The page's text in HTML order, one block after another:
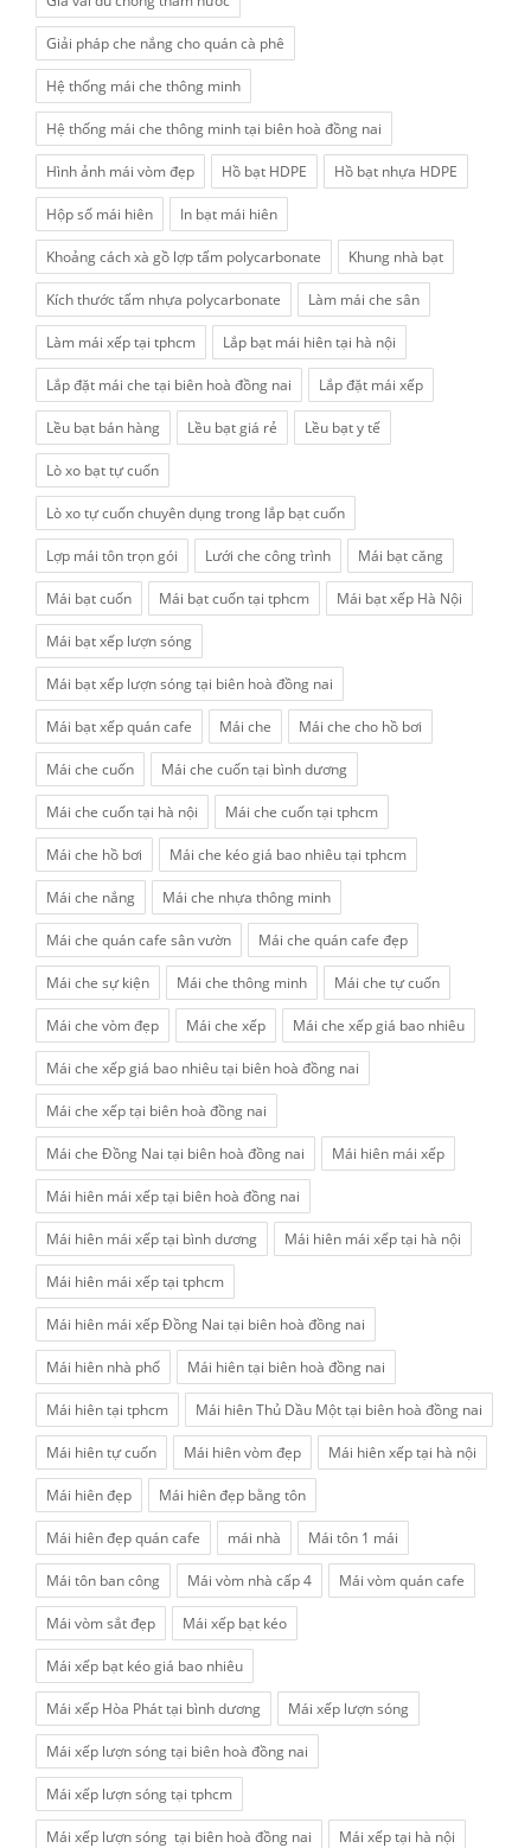
Giải pháp che nắng cho quán cà phê
Hệ thống mái che thông minh
Hệ thống mái che thông minh tại biên hoà đồng nai
Hình ảnh mái vòm đẹp Hồ bạt HDPE Hồ bạt nhựa HDPE
Hộp số mái hiên In bạt mái hiên
Khoảng cách xà gồ lợp tấm polycarbonate Khung nhà bạt
Kích thước tấm nhựa polycarbonate Làm mái che sân
Làm mái xếp tại tphcm Lắp bạt mái hiên tại hà nội
Lắp đặt mái che tại biên hoà đồng nai Lắp đặt mái xếp
Lều bạt bán hàng Lều bạt giá rẻ Lều bạt y tế
Lò xo bạt tự cuốn
Lò xo tự cuốn chuyên dụng trong lắp bạt cuốn
Lợp mái tôn trọn gói Lưới che công trình Mái bạt căng
Mái bạt cuốn Mái bạt cuốn tại tphcm Mái bạt xếp Hà Nội
Mái bạt xếp lượn sóng
Mái bạt xếp lượn sóng tại biên hoà đồng nai
Mái bạt xếp quán cafe Mái che Mái che cho hồ bơi
Mái che cuốn Mái che cuốn tại bình dương
Mái che cuốn tại hà nội Mái che cuốn tại tphcm
Mái che hồ bơi Mái che kéo giá bao nhiêu tại tphcm
Mái che nắng Mái che nhựa thông minh
Mái che quán cafe sân vườn Mái che quán cafe đẹp
Mái che sự kiện Mái che thông minh Mái che tự cuốn
Mái che vòm đẹp Mái che xếp Mái che xếp giá bao nhiêu
Mái che xếp giá bao nhiêu tại biên hoà đồng nai
Mái che xếp tại biên hoà đồng nai
Mái che Đồng Nai tại biên hoà đồng nai Mái hiên mái xếp
Mái hiên mái xếp tại biên hoà đồng nai
Mái hiên mái xếp tại bình dương Mái hiên mái xếp tại hà nội
Mái hiên mái xếp tại tphcm
Mái hiên mái xếp Đồng Nai tại biên hoà đồng nai
Mái hiên nhà phố Mái hiên tại biên hoà đồng nai
Mái hiên tại tphcm Mái hiên Thủ Dầu Một tại biên hoà đồng nai
Mái hiên tự cuốn Mái hiên vòm đẹp Mái hiên xếp tại hà nội
Mái hiên đẹp Mái hiên đẹp bằng tôn
Mái hiên đẹp quán cafe mái nhà Mái tôn 1 mái
Mái tôn ban công Mái vòm nhà cấp 4 Mái vòm quán cafe
Mái vòm sắt đẹp Mái xếp bạt kéo
Mái xếp bạt kéo giá bao nhiêu
Mái xếp Hòa Phát tại bình dương Mái xếp lượn sóng
Mái xếp lượn sóng tại biên hoà đồng nai
Mái xếp lượn sóng tại tphcm
Mái xếp lượn sóng tại biên hoà đồng nai Mái xếp tại hà nội